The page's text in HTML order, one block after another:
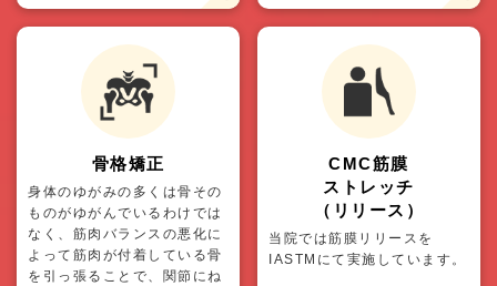
骨格矯正
身体のゆがみの多くは骨その
ものがゆがんでいるわけでは
なく、筋肉バランスの悪化に
よって筋肉が付着している骨
を引っ張ることで、関節にね
CMC筋膜
ストレッチ
（リリース）
当院では筋膜リリースを
IASTMにて実施しています。